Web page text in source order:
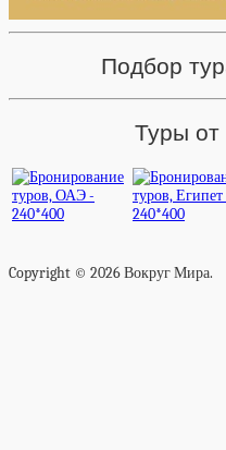
Подбор
Туры от
Copyright © 2026 Вокруг Мира.